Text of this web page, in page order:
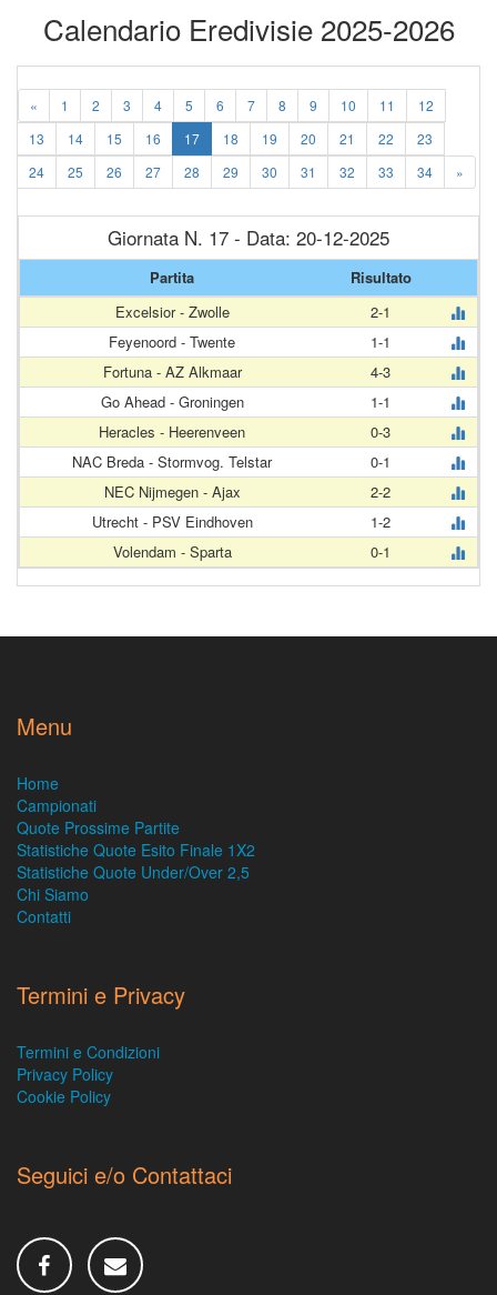
Calendario Eredivisie 2025-2026
« 1 2 3 4 5 6 7 8 9 10 11
12
13
14 15 16 17 18 19 20 21 22
23
24
25 26 27 28 29 30 31 32 33 34 »
Giornata N. 17 - Data: 20-12-2025
Partita
Risultato
Excelsior - Zwolle
2-1
Feyenoord - Twente
1-1
Fortuna - AZ Alkmaar
4-3
Go Ahead - Groningen
1-1
Heracles - Heerenveen
0-3
NAC Breda - Stormvog. Telstar
0-1
NEC Nijmegen - Ajax
2-2
Utrecht - PSV Eindhoven
1-2
Volendam - Sparta
0-1
Menu
Home
Campionati
Quote Prossime Partite
Statistiche Quote Esito Finale 1X2
Statistiche Quote Under/Over 2,5
Chi Siamo
Contatti
Termini e Privacy
Termini e Condizioni
Privacy Policy
Cookie Policy
Seguici e/o Contattaci